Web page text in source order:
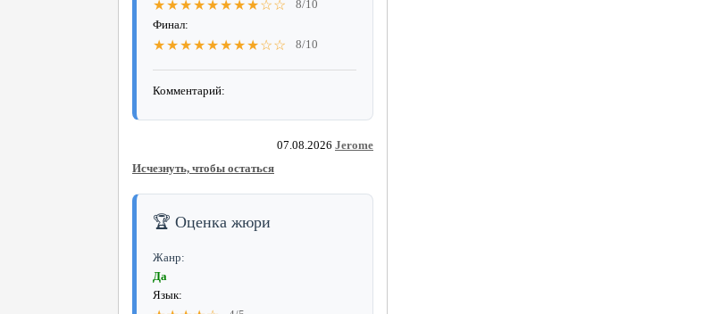
★★★★★★★★☆☆
8/10
Финал:
★★★★★★★★☆☆ 8/10
Комментарий:
07.08.2026 Jerome
Исчезнуть, чтобы остаться
🏆 Оценка жюри
Жанр:
Да
Язык: